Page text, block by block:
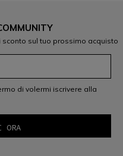
sul tuo prossimo acquisto
di volermi iscrivere alla